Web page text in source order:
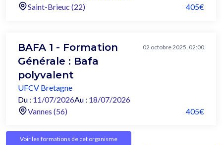
Saint-Brieuc (22)
405€
BAFA 1 - Formation
Générale : Bafa
polyvalent
02 octobre 2025, 02:00
UFCV Bretagne
Du : 11/07/2026Au : 18/07/2026
Vannes (56)
405€
Voir les formations de cet organisme